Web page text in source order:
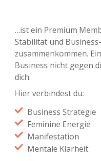
…ist ein Premium
Stabilität und
zusammenkommen.
Business nicht gegen
dich.
Hier verbindest du:
Business Strategie
Feminine Energie
Manifestation
Mentale Klarheit